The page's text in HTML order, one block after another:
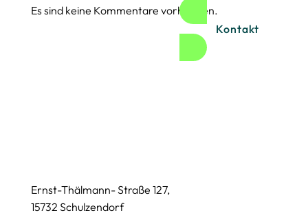
Kontakt
Es sind keine Kommentare vorhanden.
Ernst-Thälmann- Straße 127,
15732 Schulzendorf